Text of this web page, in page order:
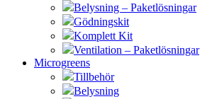
Belysning – Paketlösningar
Gödningskit
Komplett Kit
Ventilation – Paketlösningar
Microgreens
Tillbehör
Belysning